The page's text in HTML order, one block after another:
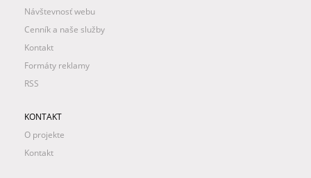
Návštevnosť webu
Cenník a naše služby
Kontakt
Formáty reklamy
RSS
KONTAKT
O projekte
Kontakt